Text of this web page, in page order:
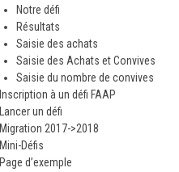
Notre défi
Résultats
Saisie des achats
Saisie des Achats et Convives
Saisie du nombre de convives
Inscription à un défi FAAP
Lancer un défi
Migration 2017->2018
Mini-Défis
Page d’exemple